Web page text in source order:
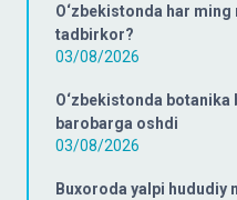
O‘zbekistonda har
tadbirkor?
03/08/2026
O‘zbekistonda
barobarga oshdi
03/08/2026
Buxoroda yalpi hududiy